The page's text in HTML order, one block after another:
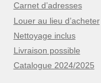
Carnet d’adresses
Louer au lieu d’acheter
Nettoyage inclus
Livraison possible
Catalogue 2024/2025